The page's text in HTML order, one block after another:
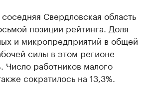
Свердловская область
позиции рейтинга. Доля
и микропредприятий в общей
силы в этом регионе
Число работников малого
сократилось на 13,3%.